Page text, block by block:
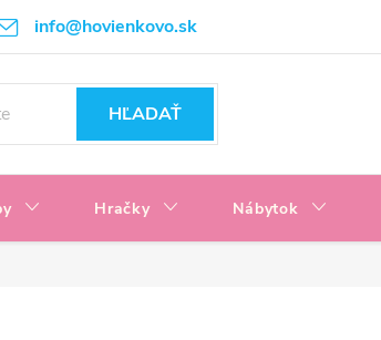
info@hovienkovo.sk
údajov Reklamačné podmienky
HĽADAŤ
Hračky Nábytok